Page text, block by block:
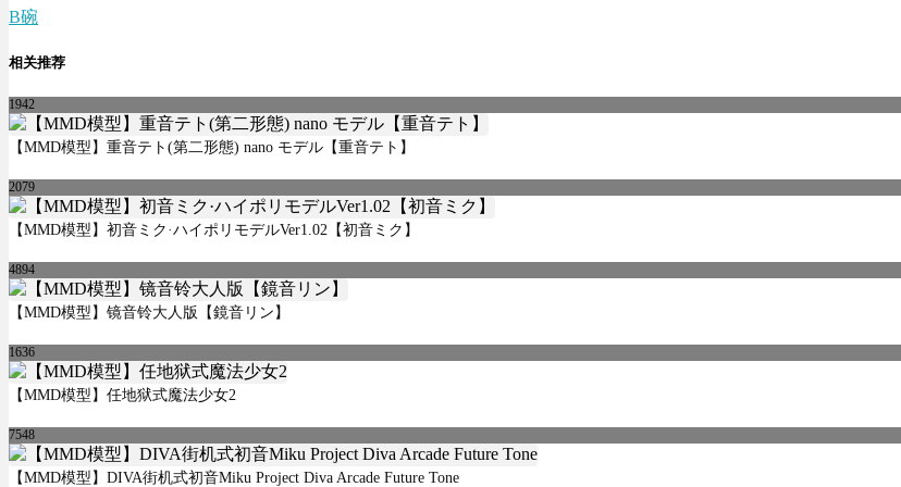
B碗
相关推荐
1942
【MMD模型】重音テト(第二形態) nano モデル【重音テト】
2079
【MMD模型】初音ミク·ハイポリモデルVer1.02【初音ミク】
4894
【MMD模型】镜音铃大人版【鏡音リン】
1636
【MMD模型】任地狱式魔法少女2
7548
【MMD模型】DIVA街机式初音Miku Project Diva Arcade Future Tone